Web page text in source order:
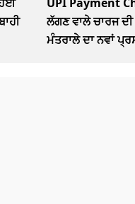
ਲੱਗਣ ਵਾਲੇ ਚਾਰਜ
ਮੰਤਰਾਲੇ ਦਾ ਨਵਾਂ